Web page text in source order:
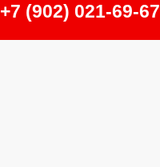
+7 (902) 021-69-67